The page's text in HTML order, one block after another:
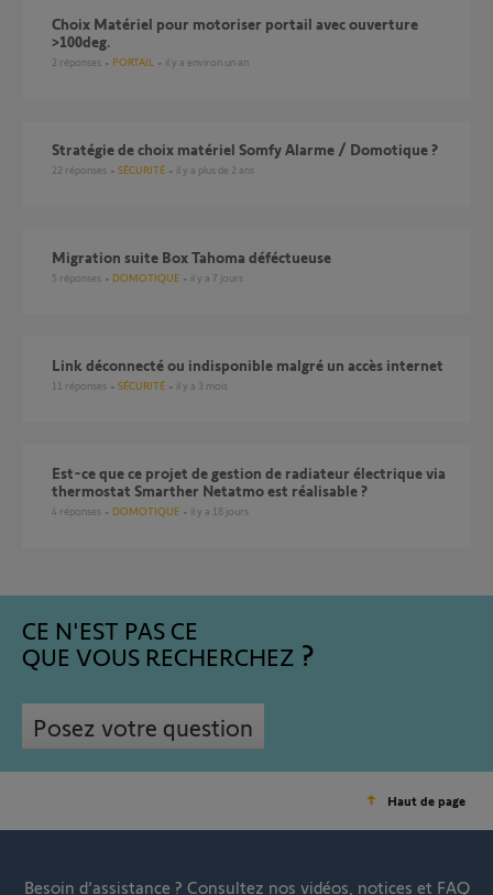
Choix Matériel pour motoriser portail avec ouverture
>100deg.
2 réponses PORTAIL il y a environ un an
Stratégie de choix matériel Somfy Alarme / Domotique ?
22 réponses SÉCURITÉ il y a plus de 2 ans
Migration suite Box Tahoma déféctueuse
5 réponses DOMOTIQUE il y a 7 jours
Link déconnecté ou indisponible malgré un accès internet
11 réponses SÉCURITÉ il y a 3 mois
Est-ce que ce projet de gestion de radiateur électrique via
thermostat Smarther Netatmo est réalisable ?
4 réponses DOMOTIQUE il y a 18 jours
CE N'EST PAS CE
QUE VOUS RECHERCHEZ
Posez votre question
Haut de page
Besoin d’assistance ? Consultez nos vidéos, notices et FAQ